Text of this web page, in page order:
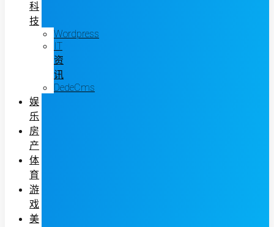
科
技
Wordpress
IT
资
讯
DedeCms
娱
乐
房
产
体
育
游
戏
美